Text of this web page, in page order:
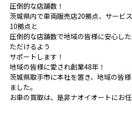
圧倒的な店舗数！
茨城県内で車両販売店20拠点、サービ
10拠点と
圧倒的な店舗数で地域の皆様に安心し
ただけるよう
サポートします！
地域の皆様に愛され創業48年！
茨城県取手市に本社を置き、地域の皆
ました。
お車の買取は、是非ナオイオートにお